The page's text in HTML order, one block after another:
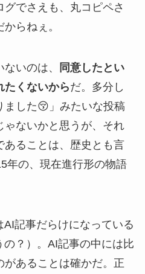
グでさえも、丸コピペさ
らねぇ。
いのは、
同意したとい
たくないからだ。多分し
ました😚」みたいな投稿
ゃないかと思うが、それ
あることは、歴史とも言
年の、現在進行形の物語
記事だらけになっている
？）。AI記事の中には比
あることは確かだ。正